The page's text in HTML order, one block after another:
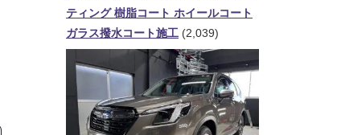
ティング 樹脂コート ホイールコート
ガラス撥水コート施工 (2,039)